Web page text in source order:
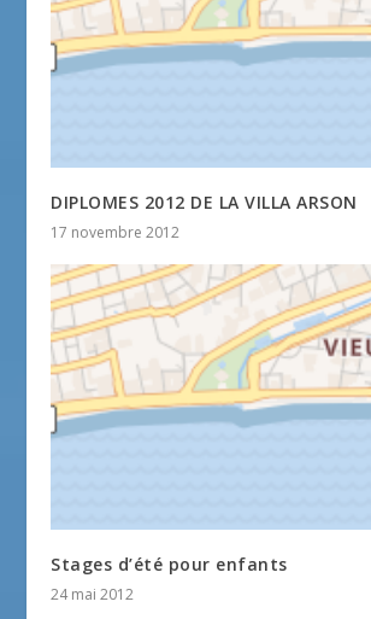
DIPLOMES 2012 DE LA VILLA ARSON
17 novembre 2012
Stages d’été pour enfants
24 mai 2012